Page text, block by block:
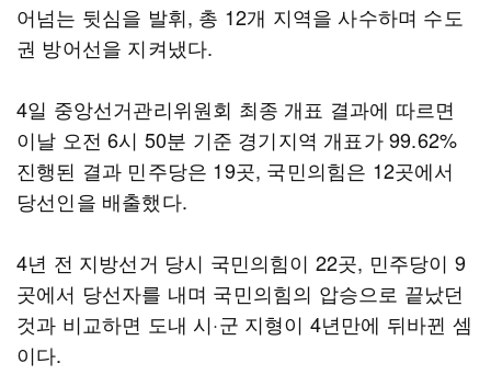
어넘는 뒷심을 발휘, 총 12개 지역을 사수하며 수도
권 방어선을 지켜냈다.
4일 중앙선거관리위원회 최종 개표 결과에 따르면
이날 오전 6시 50분 기준 경기지역 개표가 99.62%
진행된 결과 민주당은 19곳, 국민의힘은 12곳에서
당선인을 배출했다.
4년 전 지방선거 당시 국민의힘이 22곳, 민주당이 9
곳에서 당선자를 내며 국민의힘의 압승으로 끝났던
것과 비교하면 도내 시·군 지형이 4년만에 뒤바뀐 셈
이다.